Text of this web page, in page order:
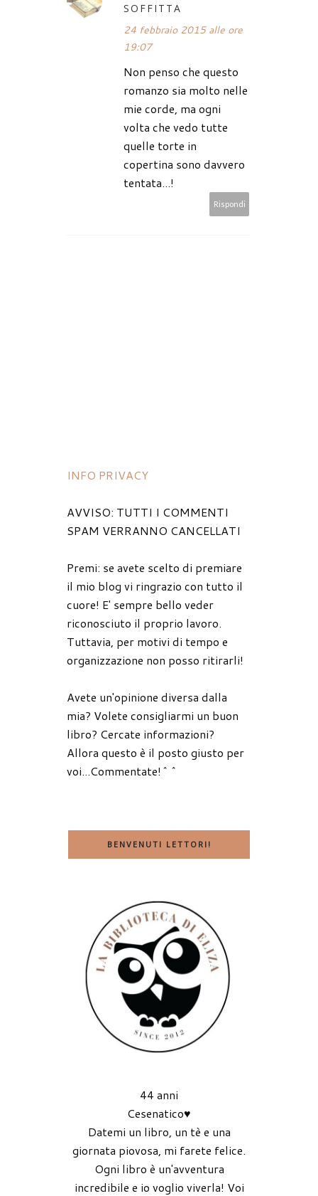
SOFFITTA
24 febbraio 2015 alle ore
19:07
Non penso che questo
romanzo sia molto nelle
mie corde, ma ogni
volta che vedo tutte
quelle torte in
copertina sono davvero
tentata...!
Rispondi
INFO PRIVACY
AVVISO: TUTTI I COMMENTI
SPAM VERRANNO CANCELLATI
Premi: se avete scelto di premiare
il mio blog vi ringrazio con tutto il
cuore! E' sempre bello veder
riconosciuto il proprio lavoro.
Tuttavia, per motivi di tempo e
organizzazione non posso ritirarli!
Avete un'opinione diversa dalla
mia? Volete consigliarmi un buon
libro? Cercate informazioni?
Allora questo è il posto giusto per
voi...Commentate!^^
BENVENUTI LETTORI!
44 anni
Cesenatico♥
Datemi un libro, un tè e una
giornata piovosa, mi farete felice.
Ogni libro è un'avventura
incredibile e io voglio viverla! Voi